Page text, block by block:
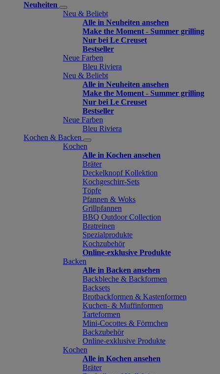
Neuheiten
Neu & Beliebt
Alle in Neuheiten ansehen
Make the Moment - Summer grilling
Nur bei Le Creuset
Bestseller
Neue Farben
Bleu Riviera
Neu & Beliebt
Alle in Neuheiten ansehen
Make the Moment - Summer grilling
Nur bei Le Creuset
Bestseller
Neue Farben
Bleu Riviera
Kochen & Backen
Kochen
Alle in Kochen ansehen
Bräter
Deckelknopf Kollektion
Kochgeschirr-Sets
Töpfe
Pfannen & Woks
Grillpfannen
BBQ Outdoor Collection
Bratreinen
Spezialprodukte
Kochzubehör
Online-exklusive Produkte
Backen
Alle in Backen ansehen
Backbleche & Backformen
Backsets
Brotbackformen & Kastenformen
Kuchen- & Muffinformen
Tarteformen
Mini-Cocottes & Förmchen
Backzubehör
Online-exklusive Produkte
Kochen
Alle in Kochen ansehen
Bräter